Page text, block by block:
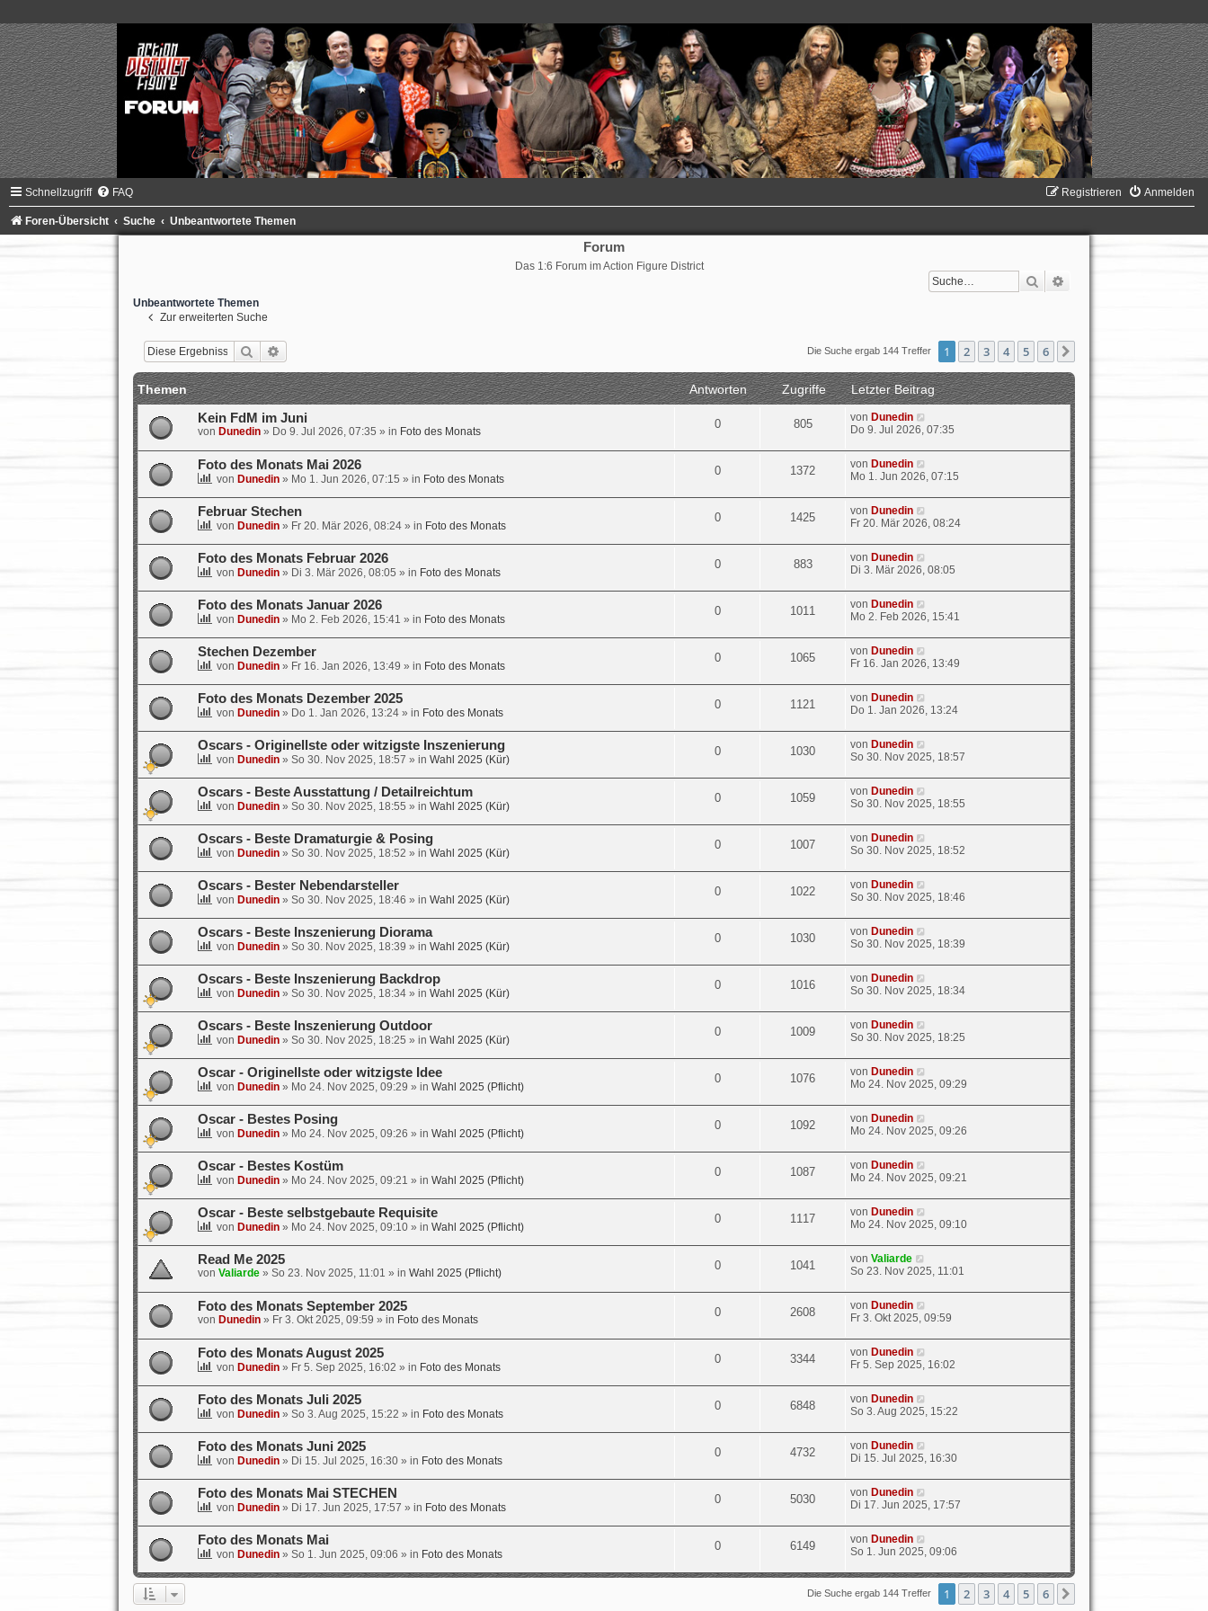
Schnellzugriff FAQ Anmelden
Registrieren
Foren-Übersicht Suche Unbeantwortete Themen
Forum
Das 1:6 Forum im Action Figure District
Suche
Unbeantwortete Themen
Zur erweiterten Suche
Suche Die Suche ergab 144 Treffer 1 2 3 4 5 6
Themen Antworten Zugriffe
Letzter Beitrag
Kein FdM im Juni
von Dunedin» Do 9. Jul 2026, 07:35 » in Foto des Monats
0 805 von Dunedin
Do 9. Jul 2026, 07:35
Foto des Monats Mai 2026
von Dunedin» Mo 1. Jun 2026, 07:15 » in Foto des Monats
0 1372 von Dunedin
Mo 1. Jun 2026, 07:15
Februar Stechen
von Dunedin» Fr 20. Mär 2026, 08:24» in Foto des Monats
0 1425 von Dunedin
Fr 20. Mär 2026, 08:24
Foto des Monats Februar 2026
von Dunedin» Di 3. Mär 2026, 08:05 » in Foto des Monats
0 883 von Dunedin
Di 3. Mär 2026, 08:05
Foto des Monats Januar 2026
von Dunedin» Mo 2. Feb 2026, 15:41 » in Foto des Monats
0 1011 von Dunedin
Mo 2. Feb 2026, 15:41
Stechen Dezember
von Dunedin» Fr 16. Jan 2026, 13:49 » in Foto des Monats
0 1065 von Dunedin
Fr 16. Jan 2026, 13:49
Foto des Monats Dezember 2025
von Dunedin» Do 1. Jan 2026, 13:24» in Foto des Monats
0 1121 von Dunedin
Do 1. Jan 2026, 13:24
Oscars - Originellste oder witzigste Inszenierung
von Dunedin» So 30. Nov 2025, 18:57 » in Wahl 2025 (Kür)
0 1030 von Dunedin
So 30. Nov 2025, 18:57
Oscars - Beste Ausstattung / Detailreichtum
von Dunedin» So 30. Nov 2025, 18:55 » in Wahl 2025 (Kür)
0 1059 von Dunedin
So 30. Nov 2025, 18:55
Oscars - Beste Dramaturgie & Posing
von Dunedin» So 30. Nov 2025, 18:52 » in Wahl 2025 (Kür)
0 1007 von Dunedin
So 30. Nov 2025, 18:52
Oscars - Bester Nebendarsteller
von Dunedin» So 30. Nov 2025, 18:46 » in Wahl 2025 (Kür)
0 1022 von Dunedin
So 30. Nov 2025, 18:46
Oscars - Beste Inszenierung Diorama
von Dunedin» So 30. Nov 2025, 18:39 » in Wahl 2025 (Kür)
0 1030 von Dunedin
So 30. Nov 2025, 18:39
Oscars - Beste Inszenierung Backdrop
von Dunedin» So 30. Nov 2025, 18:34» in Wahl 2025 (Kür)
0 1016 von Dunedin
So 30. Nov 2025, 18:34
Oscars - Beste Inszenierung Outdoor
von Dunedin» So 30. Nov 2025, 18:25 » in Wahl 2025 (Kür)
0 1009 von Dunedin
So 30. Nov 2025, 18:25
Oscar - Originellste oder witzigste Idee
von Dunedin» Mo 24. Nov 2025, 09:29 » in Wahl 2025 (Pflicht)
0 1076 von Dunedin
Mo 24. Nov 2025, 09:29
Oscar - Bestes Posing
von Dunedin» Mo 24. Nov 2025, 09:26 » in Wahl 2025 (Pflicht)
0 1092 von Dunedin
Mo 24. Nov 2025, 09:26
Oscar - Bestes Kostüm
von Dunedin» Mo 24. Nov 2025, 09:21 » in Wahl 2025 (Pflicht)
0 1087 von Dunedin
Mo 24. Nov 2025, 09:21
Oscar - Beste selbstgebaute Requisite
von Dunedin» Mo 24. Nov 2025, 09:10» in Wahl 2025 (Pflicht)
0 1117 von Dunedin
Mo 24. Nov 2025, 09:10
Read Me 2025
von Valiarde» So 23. Nov 2025, 11:01 » in Wahl 2025 (Pflicht)
0 1041 vonValiarde
So 23. Nov 2025, 11:01
Foto des Monats September 2025
von Dunedin» Fr 3. Okt 2025, 09:59 » in Foto des Monats
0 2608 von Dunedin
Fr 3. Okt 2025, 09:59
Foto des Monats August 2025
von Dunedin» Fr 5. Sep 2025, 16:02 » in Foto des Monats
0 3344 von Dunedin
Fr 5. Sep 2025, 16:02
Foto des Monats Juli 2025
von Dunedin» So 3. Aug 2025, 15:22 » in Foto des Monats
0 6848 von Dunedin
So 3. Aug 2025, 15:22
Foto des Monats Juni 2025
von Dunedin» Di 15. Jul 2025, 16:30» in Foto des Monats
0 4732 von Dunedin
Di 15. Jul 2025, 16:30
Foto des Monats Mai STECHEN
von Dunedin» Di 17. Jun 2025, 17:57 » in Foto des Monats
0 5030 von Dunedin
Di 17. Jun 2025, 17:57
Foto des Monats Mai
von Dunedin» So 1. Jun 2025, 09:06 » in Foto des Monats
0 6149 von Dunedin
So 1. Jun 2025, 09:06
Die Suche ergab 144 Treffer 1 2 3 4 5 6